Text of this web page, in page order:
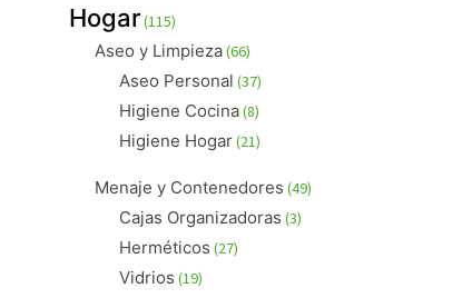
Hogar 115115
productos
Aseo y Limpieza 6666
productos
Aseo Personal 3737
productos
Higiene Cocina 88
productos
Higiene Hogar 2121
Menaje y Contenedores 4949
Cajas Organizadoras 33
Herméticos 2727
Vidrios 1919